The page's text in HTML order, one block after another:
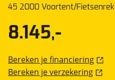
45 2000 Voortent/Fietsenrek
8.145,-
Bereken je financiering
Bereken je verzekering